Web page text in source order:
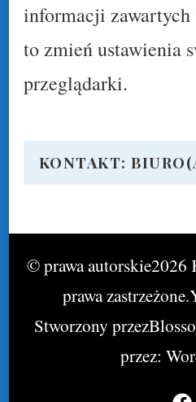
informacji
to zmień ustawienia
przeglądarki.
KONTAKT:
© prawa autorskie2026
prawa zastrzeżone.
Stworzony przez
przez: